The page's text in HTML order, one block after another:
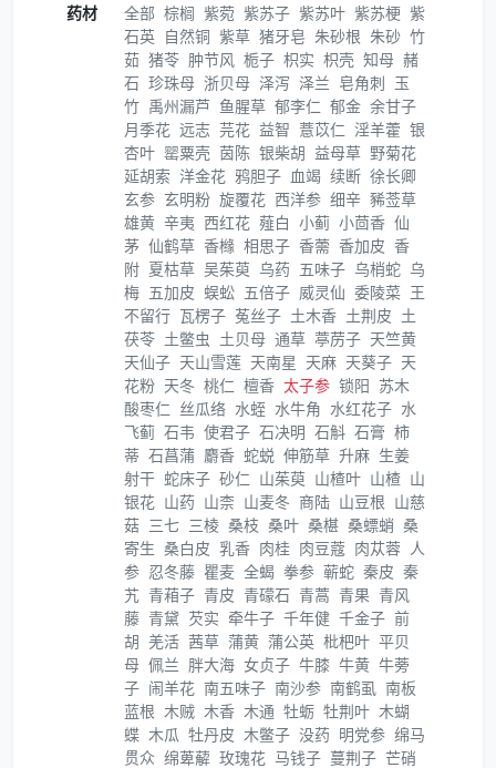
药材 全部 棕榈 紫菀 紫苏子 紫苏叶 紫苏梗 紫
石英 自然铜 紫草 猪牙皂 朱砂根 朱砂 竹
茹 猪苓 肿节风 栀子 枳实 枳壳 知母 赭
石 珍珠母 浙贝母 泽泻 泽兰 皂角刺 玉
竹 禹州漏芦 鱼腥草 郁李仁 郁金 余甘子
月季花 远志 芫花 益智 薏苡仁 淫羊藿 银
杏叶 罂粟壳 茵陈 银柴胡 益母草 野菊花
延胡索 洋金花 鸦胆子 血竭 续断 徐长卿
玄参 玄明粉 旋覆花 西洋参 细辛 豨莶草
雄黄 辛夷 西红花 薤白 小蓟 小茴香 仙
茅 仙鹤草 香橼 相思子 香薷 香加皮 香
附 夏枯草 吴茱萸 乌药 五味子 乌梢蛇 乌
梅 五加皮 蜈蚣 五倍子 威灵仙 委陵菜 王
不留行 瓦楞子 菟丝子 土木香 土荆皮 土
茯苓 土鳖虫 土贝母 通草 葶苈子 天竺黄
天仙子 天山雪莲 天南星 天麻 天葵子 天
花粉 天冬 桃仁 檀香 太子参 锁阳 苏木
酸枣仁 丝瓜络 水蛭 水牛角 水红花子 水
飞蓟 石韦 使君子 石决明 石斛 石膏 柿
蒂 石菖蒲 麝香 蛇蜕 伸筋草 升麻 生姜
射干 蛇床子 砂仁 山茱萸 山楂叶 山楂 山
银花 山药 山柰 山麦冬 商陆 山豆根 山慈
菇 三七 三棱 桑枝 桑叶 桑椹 桑螵蛸 桑
寄生 桑白皮 乳香 肉桂 肉豆蔻 肉苁蓉 人
参 忍冬藤 瞿麦 全蝎 拳参 蕲蛇 秦皮 秦
艽 青葙子 青皮 青礞石 青蒿 青果 青风
藤 青黛 芡实 牵牛子 千年健 千金子 前
胡 羌活 茜草 蒲黄 蒲公英 枇杷叶 平贝
母 佩兰 胖大海 女贞子 牛膝 牛黄 牛蒡
子 闹羊花 南五味子 南沙参 南鹤虱 南板
蓝根 木贼 木香 木通 牡蛎 牡荆叶 木蝴
蝶 木瓜 牡丹皮 木鳖子 没药 明党参 绵马
贯众 绵萆薢 玫瑰花 马钱子 蔓荆子 芒硝